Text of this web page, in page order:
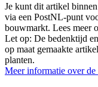
Je kunt dit artikel
via een PostNL-punt
bouwmarkt. Lees meer
Let op: De bedenktijd
op maat gemaakte
planten.
Meer informatie over de